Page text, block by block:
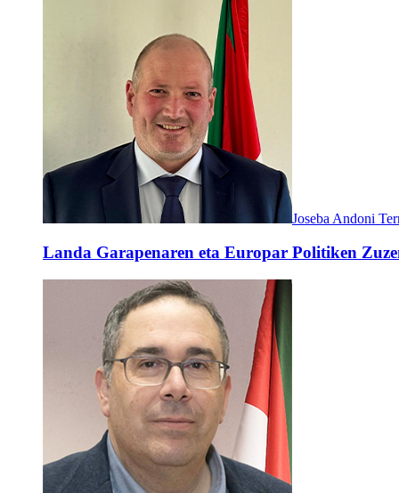
Joseba Andoni
Landa Garapenaren eta Europar Politiken